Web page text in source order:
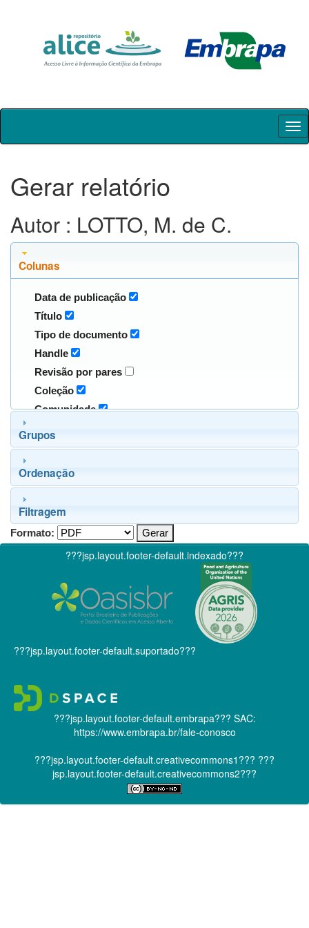
Skip
Gerar relatório
Autor : LOTTO, M. de C.
Colunas
Data de publicação
Título
Tipo de documento
Handle
Revisão por pares
Coleção
Comunidade
Grupos
Ordenação
Filtragem
Formato:
???jsp.layout.footer-default.indexado???
???jsp.layout.footer-default.suportado???
???jsp.layout.footer-default.embrapa??? SAC:
https://www.embrapa.br/fale-conosco
???jsp.layout.footer-default.creativecommons1??? ???
jsp.layout.footer-default.creativecommons2???